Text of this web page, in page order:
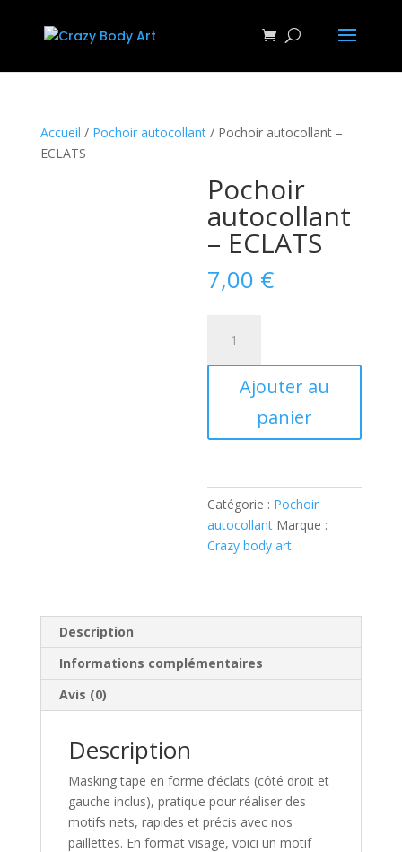
Accueil / Pochoir autocollant/ Pochoir autocollant –
ECLATS
Pochoir
autocollant
– ECLATS
7,00 €
Pochoir
autocollant
Ajouter au
panier
Catégorie : Pochoir
autocollant Marque :
Crazy body art
Description
Informations complémentaires
Avis (0)
Description
Masking tape en forme d’éclats (côté droit et
gauche inclus), pratique pour réaliser des
motifs nets, rapides et précis avec nos
paillettes. En format visage, voici un motif